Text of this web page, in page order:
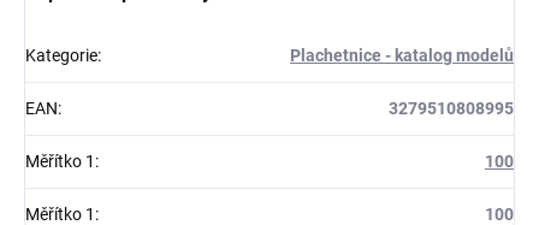
Kategorie: Plachetnice - katalog modelů
EAN: 3279510808995
Měřítko 1 : 100
Měřítko 1 : 100